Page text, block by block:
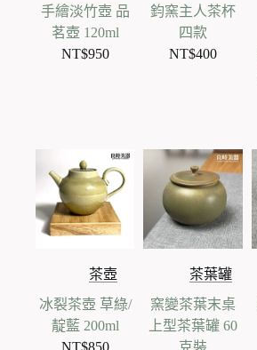
手繪淡竹壺 品
茗壺 120ml
NT$950
鈞窯主人茶杯
四款
NT$400
茶壺
冰裂茶壺 草綠/
靛藍 200ml
NT$850
茶葉罐
窯變茶葉末桌
上型茶葉罐 60
克裝